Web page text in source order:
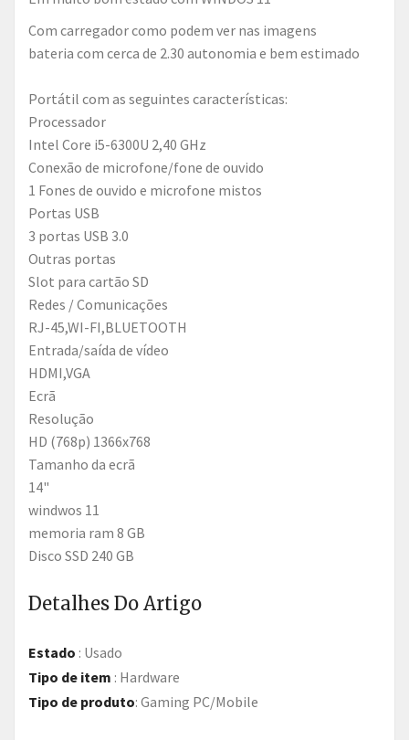
com carregador como podem ver nas imagens
bateria com cerca de 2.30 autonomia e bem estimado
Portátil com as seguintes características:
Processador
Intel Core i5-6300U 2,40 GHz
Conexão de microfone/fone de ouvido
1 Fones de ouvido e microfone mistos
Portas USB
3 portas USB 3.0
Outras portas
Slot para cartão SD
Redes / Comunicações
RJ-45,WI-FI,BLUETOOTH
Entrada/saída de vídeo
HDMI,VGA
Ecrã
Resolução
HD (768p) 1366x768
Tamanho da ecrã
14"
windwos 11
memoria ram 8 GB
Disco SSD 240 GB
Detalhes Do Artigo
Estado : Usado
Tipo de item : Hardware
Tipo de produto: Gaming PC/Mobile